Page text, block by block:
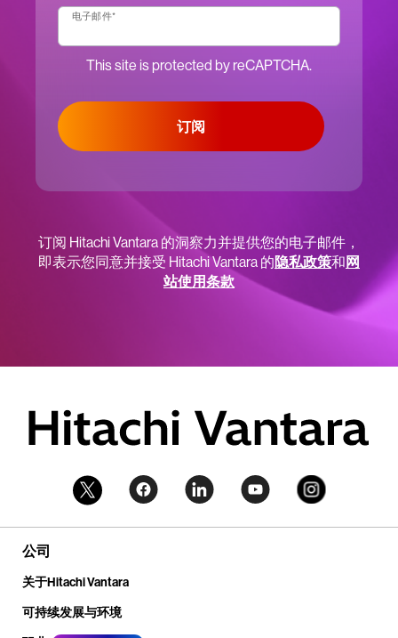
电子邮件*
This site is protected by reCAPTCHA.
订阅
订阅 Hitachi Vantara 的洞察力并提供您的电子邮件，
即表示您同意并接受 Hitachi Vantara 的隐私政策和 网
站使用条款
公司
关于Hitachi Vantara
可持续发展与环境